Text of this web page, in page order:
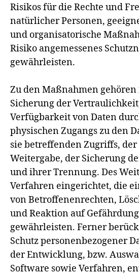
Risikos für die Rechte und
natürlicher Personen,
und organisatorische
Risiko angemessenes
gewährleisten.
Zu den Maßnahmen
Sicherung der
Verfügbarkeit von Daten
physischen Zugangs zu den
sie betreffenden Zugriffs, der
Weitergabe, der Sicherung
und ihrer Trennung. Des
Verfahren eingerichtet, die
von Betroffenenrechten,
und Reaktion auf
gewährleisten. Ferner
Schutz personenbezogener
der Entwicklung, bzw.
Software sowie Verfahren,